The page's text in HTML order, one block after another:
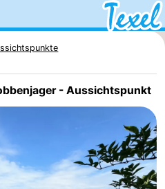
- Aussichtspunkt